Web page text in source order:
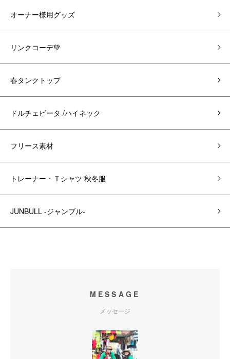
オーナー様用グッズ
リンクコーデ💚
春タンクトップ
ドルチェビータ /ハイネック
フリース素材
トレーナー・Ｔシャツ 秋冬服
JUNBULL -ジャンブル-
MESSAGE
メッセージ